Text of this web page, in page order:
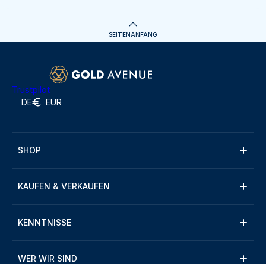
SEITENANFANG
Trustpilot
DE EUR
SHOP
KAUFEN & VERKAUFEN
KENNTNISSE
WER WIR SIND